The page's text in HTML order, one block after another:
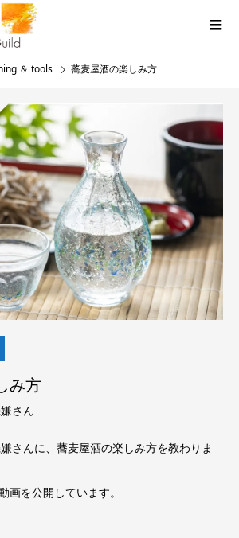
＆ tools 蕎麦屋酒の楽しみ方
み方
さん
さんに、蕎麦屋酒の楽しみ方を教わりま
画を公開しています。